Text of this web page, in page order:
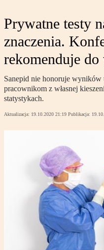
Prywatne testy
znaczenia.
rekomenduje
Sanepid nie honoruje
pracownikom z własnej
statystykach.
Aktualizacja: 19.10.2020 21:19 Publikacja: